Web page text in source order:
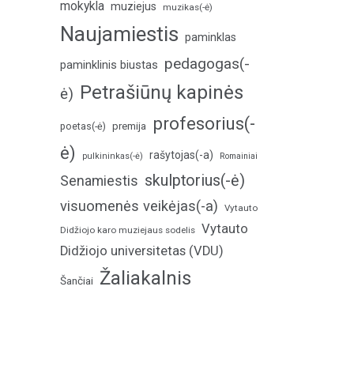
mokykla muziejus muzikas(-ė)
Naujamiestis paminklas
paminklinis biustas pedagogas(-
ė) Petrašiūnų kapinės
poetas(-ė) premija
profesorius(-
ė)
pulkininkas(-ė) rašytojas(-a) Romainiai
Senamiestis skulptorius(-ė)
visuomenės veikėjas(-a)
Vytauto
Didžiojo karo muziejaus sodelis Vytauto
Didžiojo universitetas (VDU)
Šančiai Žaliakalnis